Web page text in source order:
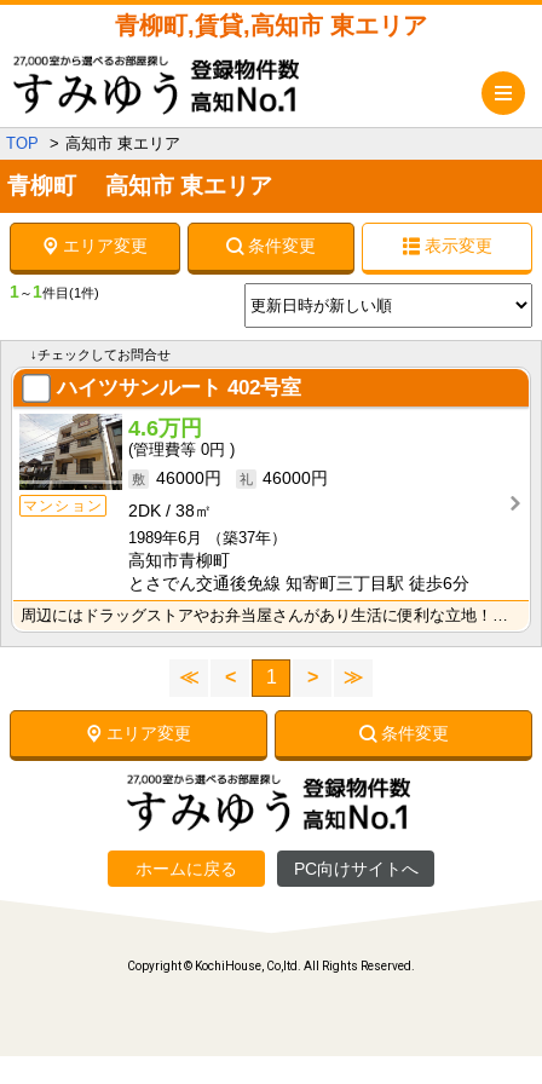
青柳町,賃貸,高知市 東エリア
TOP 高知市 東エリア
青柳町 高知市 東エリア
エリア変更 条件変更 表示変更
1～1件目 (1件)
↓チェックしてお問合せ
ハイツサンルート 402号室
マンション
4.6万円
0円
46000円
46000円
2DK
38㎡
1989年6月
（築37年）
高知市青柳町
とさでん交通後免線 知寄町三丁目駅 徒歩6分
周辺にはドラッグストアやお弁当屋さんがあり生活に便利な立地！幹線道路に近いですが、建物は住宅街にあり･･･
≪ < 1 > ≫
エリア変更 条件変更
ホームに戻る PC向けサイトへ
Copyright © KochiHouse, Co,ltd. All Rights Reserved.